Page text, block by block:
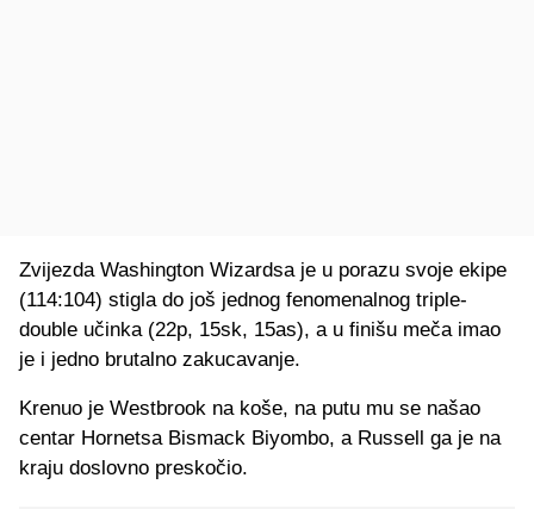
Zvijezda Washington Wizardsa je u porazu svoje ekipe
(114:104) stigla do još jednog fenomenalnog triple-
double učinka (22p, 15sk, 15as), a u finišu meča imao
je i jedno brutalno zakucavanje.
Krenuo je Westbrook na koše, na putu mu se našao
centar Hornetsa Bismack Biyombo, a Russell ga je na
kraju doslovno preskočio.